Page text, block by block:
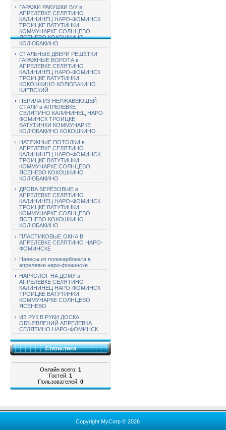
ГАРАЖИ РАКУШКИ Б/У в
АПРЕЛЕВКЕ СЕЛЯТИНО
КАЛИНИНЕЦ НАРО-ФОМИНСК
ТРОИЦКЕ ВАТУТИНКИ
КОММУНАРКЕ СОЛНЦЕВО
ЯСЕНЕВО КОКОШКИНО
КОЛЮБАКИНО
СТАЛЬНЫЕ ДВЕРИ РЕШЁТКИ
ГАРАЖНЫЕ ВОРОТА в
АПРЕЛЕВКЕ СЕЛЯТИНО
КАЛИНИНЕЦ НАРО-ФОМИНСК
ТРОИЦКЕ ВАТУТИНКИ
КОКОШКИНО КОЛЮБАКИНО
КИЕВСКИЙ
ПЕРИЛА ИЗ НЕРЖАВЕЮЩЕЙ
СТАЛИ в АПРЕЛЕВКЕ
СЕЛЯТИНО КАЛИНИНЕЦ НАРО-
ФОМИНСК ТРОИЦКЕ
ВАТУТИНКИ КОММУНАРКЕ
КОЛЮБАКИНО КОКОШКИНО
НАТЯЖНЫЕ ПОТОЛКИ в
АПРЕЛЕВКЕ СЕЛЯТИНО
КАЛИНИНЕЦ НАРО-ФОМИНСК
ТРОИЦКЕ ВАТУТИНКИ
КОММУНАРКЕ СОЛНЦЕВО
ЯСЕНЕВО КОКОШКИНО
КОЛЮБАКИНО
ДРОВА БЕРЁЗОВЫЕ в
АПРЕЛЕВКЕ СЕЛЯТИНО
КАЛИНИНЕЦ НАРО-ФОМИНСК
ТРОИЦКЕ ВАТУТИНКИ
КОММУНАРКЕ СОЛНЦЕВО
ЯСЕНЕВО КОКОШКИНО
КОЛЮБАКИНО
ПЛАСТИКОВЫЕ ОКНА В
АПРЕЛЕВКЕ СЕЛЯТИНО НАРО-
ФОМИНСКЕ
Навесы из поликарбоната в
апрелевке наро-фоминске
НАРКОЛОГ НА ДОМУ в
АПРЕЛЕВКЕ СЕЛЯТИНО
КАЛИНИНЕЦ НАРО-ФОМИНСК
ТРОИЦКЕ ВАТУТИНКИ
КОММУНАРКЕ СОЛНЦЕВО
ЯСЕНЕВО
ИЗ РУК В РУКИ ДОСКА
ОБЪЯВЛЕНИЙ АПРЕЛЕВКА
СЕЛЯТИНО НАРО-ФОМИНСК
Статистика
Онлайн всего: 1
Гостей: 1
Пользователей: 0
Copyright MyCorp © 2026